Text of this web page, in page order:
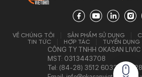
VỀ CHÚNG TÔI SẢN PHẨM SỬ DỤNG
TIN TỨC
HỢP TÁC TUYỂN DỤNG
CÔNG TY TNHH OKASAN LIVIC
MST: 0313443708
Tel: (84-28) 3512 6032/ (84-